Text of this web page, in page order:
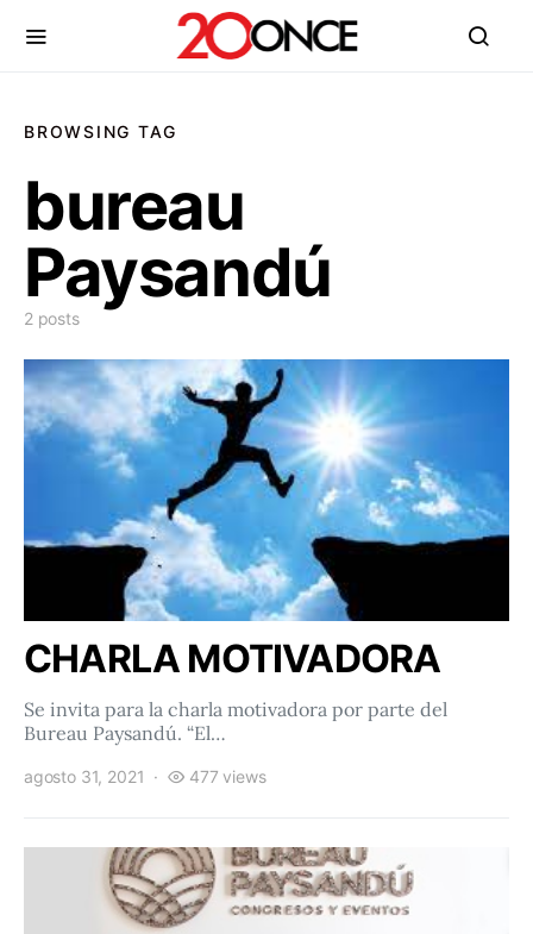
BROWSING TAG
bureau
Paysandú
2 posts
CHARLA MOTIVADORA
Se invita para la charla motivadora por parte del
Bureau Paysandú. “El…
agosto 31, 2021 477 views